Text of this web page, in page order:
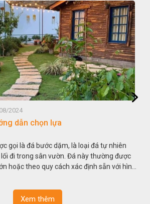
được
hình
Đá non bộ - cách lựa chọn
Hòn non bộ được biết đến là một
thu nhỏ, đưa mô hình những ngọn
trong các vườn cảnh. Hay nói một
Xem thêm